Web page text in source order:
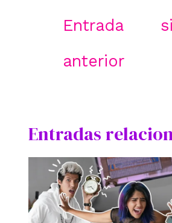
Entrada
anterior
Entradas